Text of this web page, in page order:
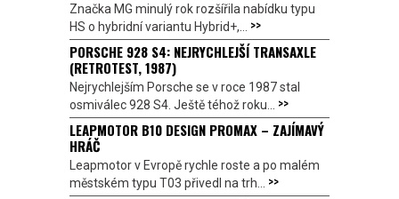
Značka MG minulý rok rozšířila nabídku typu
HS o hybridní variantu Hybrid+,... >>
PORSCHE 928 S4: NEJRYCHLEJŠÍ TRANSAXLE
(RETROTEST, 1987)
Nejrychlejším Porsche se v roce 1987 stal
osmiválec 928 S4. Ještě téhož roku... >>
LEAPMOTOR B10 DESIGN PROMAX – ZAJÍMAVÝ
HRÁČ
Leapmotor v Evropě rychle roste a po malém
městském typu T03 přivedl na trh... >>